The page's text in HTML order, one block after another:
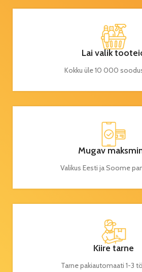
Lai valik
Kokku üle 10 000
Mugav
Valikus Eesti ja Soome
Kiire tarne
Tarne pakiautomaati 1-3